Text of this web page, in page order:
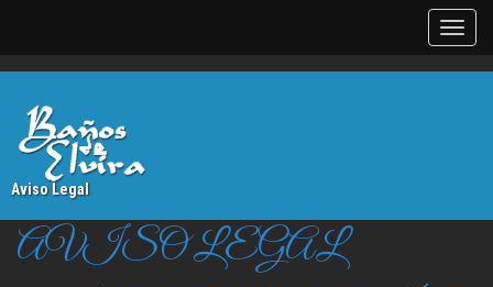
Aviso Legal
AVISO LEGAL